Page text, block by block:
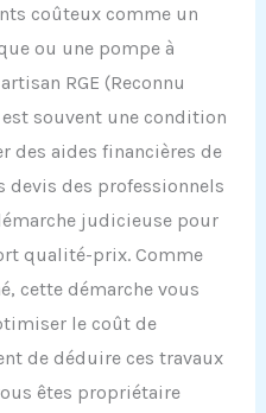
coûteux comme un
ou une pompe à
RGE (Reconnu
est souvent une condition
des aides financières de
devis des professionnels
judicieuse pour
qualité-prix. Comme
cette démarche vous
le coût de
de déduire ces travaux
êtes propriétaire